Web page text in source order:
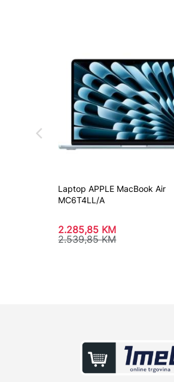
Laptop APPLE MacBook Air
MC6T4LL/A
2.285,85 KM
2.539,85KM